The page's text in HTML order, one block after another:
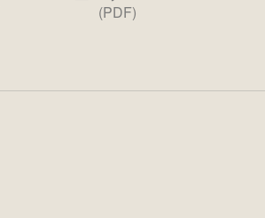
(PDF)